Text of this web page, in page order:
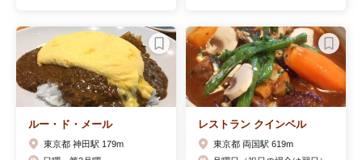
ルー・ド・メール
東京都 神田駅 179m
レストラン クインベル
東京都 両国駅 619m